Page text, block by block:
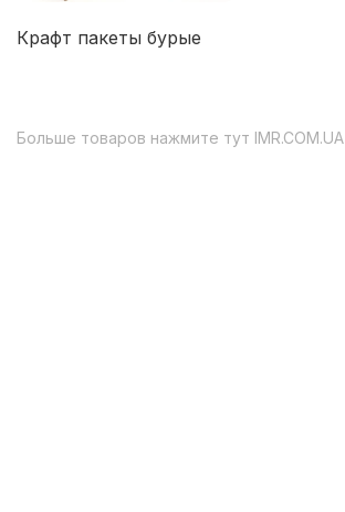
Крафт пакеты бурые
Больше товаров нажмите тут IMR.COM.UA